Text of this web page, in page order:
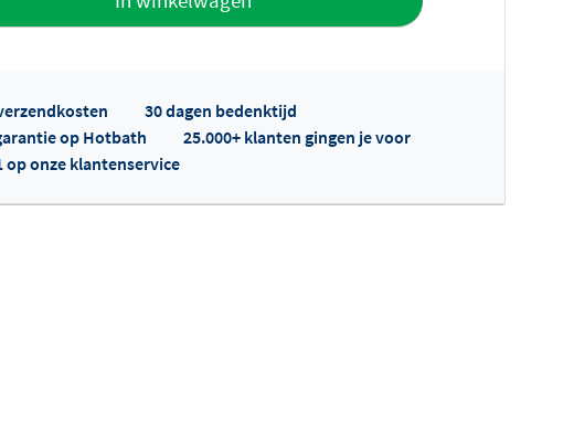
Offertes ophalen...
30 dagen bedenktijd
op Hotbath
25.000+ klanten gingen je voor
op onze klantenservice